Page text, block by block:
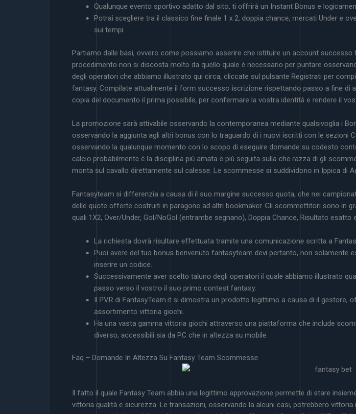
Qualunque evento sportivo adatto dal sito, ti offrirà un Instant Bonus e
Potrai scegliere tra il classico fine finale 1 x 2, doppia chance, mercati Under e
sui tempi.
Partiamo dalle basi, ovvero come possiamo asserire che istituire un account
procedimento non si discosta molto da quello quale è necessario per puntare
degli operatori che abbiamo illustrato qui circa, cliccate sul pulsante Registrati per
fantasy. Compilate attualmente il form successo iscrizione rispettando passo a fine di
copia del documento il prima possibile, per confermare la vostra identità e rendere il
La promozione sarà attivabile osservando la contemporanea mediante qualsivoglia i
osservando la aggiunta agli altri bonus con lo traguardo di i nuovi iscritti con le sezioni
osservando la qualunque momento con lo scopo di eseguire domande su codesto
calcio probabilmente è la disciplina più amata e più seguita sulla che razza di gli
monta sul cavallo direttamente sul calesse. Le scommesse si suddividono in Ippica di
Fantasyteam si differenzia a causa di il suo margine successo quota, che nei
delle quote offerte costruiti in paragone ad altri bookmaker. Gli scommettitori sono in
quali 1X2, Over/Under, Gol/NoGol (entrambe segnano), Doppia Chance, Risultato
La richiesta dovrà risultare effettuata tramite una comunicazione scritta a
Puoi avere del tuo bonus benvenuto fantasyteam devi pertanto, non solamente
inserire un codice.
Successivamente aver scelto taluno degli operatori il quale abbiamo illustrato
passo verso il vostro il suo primo contest fantasy.
Il PVR di FantasyTeam.it si dimostra un prodotto legittimo a causa di il gestore,
assortimento vittoria giochi.
Ha una vasta gamma vittoria giochi attraverso una piattaforma che include
diverso, accessibili sia da PC che in altezza su mobile.
Faq – Domande In Altezza Su Fantasy Team Scommesse
Il fatto il quale Fantasy Team abbia una legittimo approvazione permette di stare
vittoria qualità e sicurezza. Le transazioni, osservando la alcuni casi, potrebbero vittoria